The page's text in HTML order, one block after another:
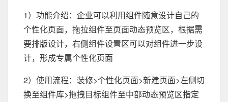
1）功能介绍：企业可以利用组件随意设计自己的
个性化页面，拖拉组件至页面动态预览区，根据需
要排版设计，右侧组件设置区可以对组件进一步设
计，形成专属个性化页面
2）使用流程：装修>个性化页面>新建页面>左侧切
换至组件库>拖拽目标组件至中部动态预览区指定